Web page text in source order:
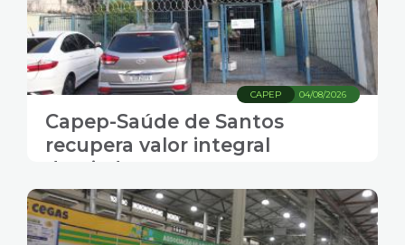
04/08/2026
CAPEP
Capep-Saúde de Santos
recupera valor integral
desviado em ataque
cibernético